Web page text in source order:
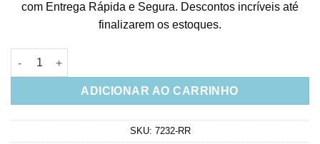
com Entrega Rápida e Segura. Descontos incríveis até
finalizarem os estoques.
Brinco quadradinho cravação inglesa zirconia prata 925
ADICIONAR AO CARRINHO
SKU: 7232-RR